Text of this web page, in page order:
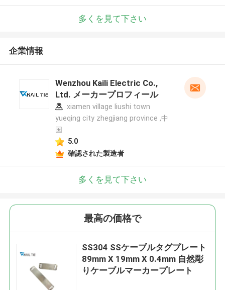
多くを見て下さい
企業情報
Wenzhou Kaili Electric Co.,
Ltd. メーカープロフィール
xiamen village liushi town
yueqing city zhegjiang province ,中
国
5.0
確認された製造者
多くを見て下さい
最高の価格で
SS304 SSケーブルタグプレート
89mm X 19mm X 0.4mm 自然彫
りケーブルマーカープレート